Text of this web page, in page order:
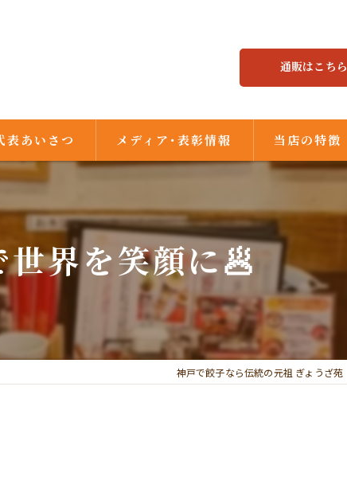
通販はこちら
表あいさつ メディア･表彰情報 当店の特徴
水餃子
ジャジャ麺
味噌だれ
中華街
界を笑顔に🥟
神戸で餃子なら伝統の元祖 ぎょうざ苑